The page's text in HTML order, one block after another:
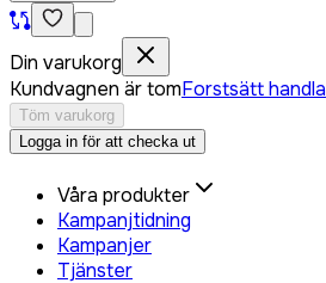
Din varukorg
Kundvagnen är tomForstsätt handla
Töm varukorg
Logga in för att checka ut
Våra produkter
Kampanjtidning
Kampanjer
Tjänster